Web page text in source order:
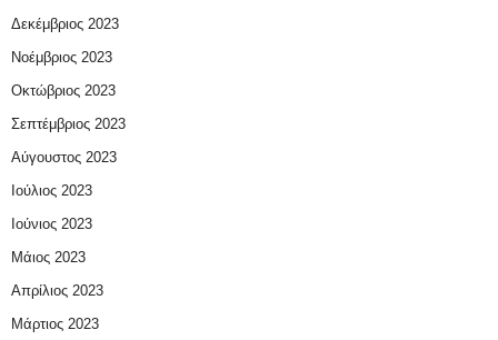
Δεκέμβριος 2023
Νοέμβριος 2023
Οκτώβριος 2023
Σεπτέμβριος 2023
Αύγουστος 2023
Ιούλιος 2023
Ιούνιος 2023
Μάιος 2023
Απρίλιος 2023
Μάρτιος 2023